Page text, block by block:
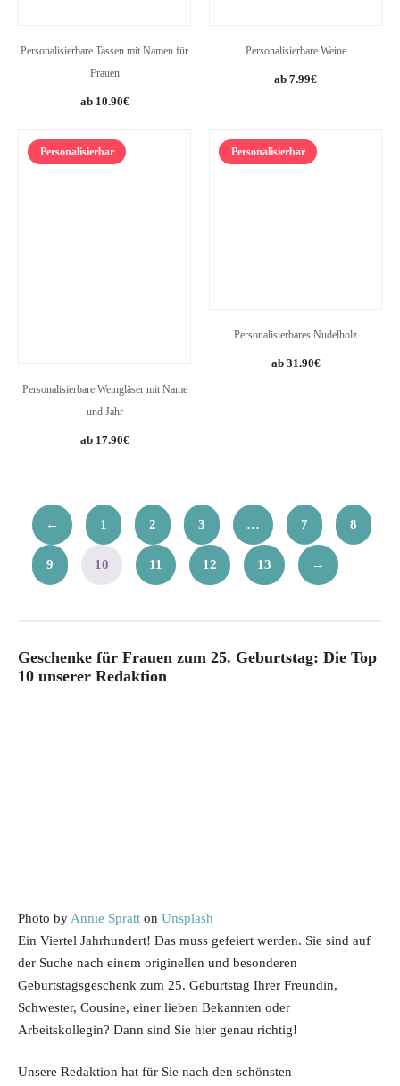
Personalisierbare Tassen mit Namen für
Frauen
10.90€
Personalisierbare Weine
7.99€
Personalisierbar
Personalisierbare Weingläser mit Name
und Jahr
17.90€
Personalisierbar
Personalisierbares Nudelholz
31.90€
← 1 2 3 … 7 8
9 10 11 12 13 →
Geschenke für Frauen zum 25. Geburtstag: Die Top
10 unserer Redaktion
Photo by Annie Spratt on Unsplash
Ein Viertel Jahrhundert! Das muss gefeiert werden. Sie sind auf
der Suche nach einem originellen und besonderen
Geburtstagsgeschenk zum 25. Geburtstag Ihrer Freundin,
Schwester, Cousine, einer lieben Bekannten oder
Arbeitskollegin? Dann sind Sie hier genau richtig!
Unsere Redaktion hat für Sie nach den schönsten